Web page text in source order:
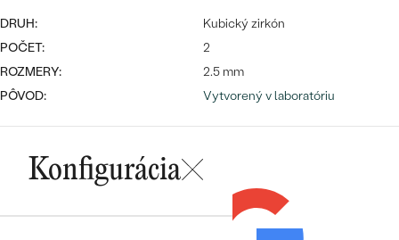
Bestsellery
DRUH:
Kubický zirkón
POČET:
2
ROZMERY:
2.5 mm
PÔVOD:
Vytvorený v laboratóriu
Konfigurácia